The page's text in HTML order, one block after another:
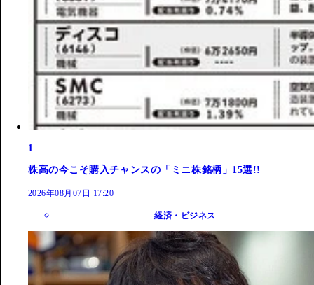
1
株高の今こそ購入チャンスの「ミニ株銘柄」15選!!
2026年08月07日 17:20
経済・ビジネス